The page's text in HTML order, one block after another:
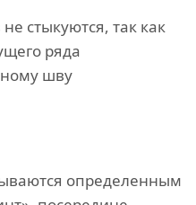
стыкуются, так как
ряда
шву
определенным